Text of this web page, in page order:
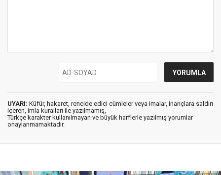
UYARI: Küfür, hakaret, rencide edici cümleler veya imalar, inançlara saldırı
içeren, imla kuralları ile yazılmamış,
Türkçe karakter kullanılmayan ve büyük harflerle yazılmış yorumlar
onaylanmamaktadır.